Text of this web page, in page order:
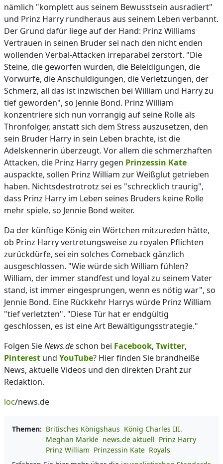
nämlich "komplett aus seinem Bewusstsein ausradiert"
und Prinz Harry rundheraus aus seinem Leben verbannt.
Der Grund dafür liege auf der Hand: Prinz Williams
Vertrauen in seinen Bruder sei nach den nicht enden
wollenden Verbal-Attacken irreparabel zerstört. "Die
Steine, die geworfen wurden, die Beleidigungen, die
Vorwürfe, die Anschuldigungen, die Verletzungen, der
Schmerz, all das ist inzwischen bei William und Harry zu
tief geworden", so Jennie Bond. Prinz William
konzentriere sich nun vorrangig auf seine Rolle als
Thronfolger, anstatt sich dem Stress auszusetzen, den
sein Bruder Harry in sein Leben brachte, ist die
Adelskennerin überzeugt. Vor allem die schmerzhaften
Attacken, die Prinz Harry gegen Prinzessin Kate
auspackte, sollen Prinz William zur Weißglut getrieben
haben. Nichtsdestrotrotz sei es "schrecklich traurig",
dass Prinz Harry im Leben seines Bruders keine Rolle
mehr spiele, so Jennie Bond weiter.
Da der künftige König ein Wörtchen mitzureden hätte,
ob Prinz Harry vertretungsweise zu royalen Pflichten
zurückdürfe, sei ein solches Comeback gänzlich
ausgeschlossen. "Wie würde sich William fühlen?
William, der immer standfest und loyal zu seinem Vater
stand, ist immer eingesprungen, wenn es nötig war", so
Jennie Bond. Eine Rückkehr Harrys würde Prinz William
"tief verletzten". "Diese Tür hat er endgültig
geschlossen, es ist eine Art Bewältigungsstrategie."
Folgen SieNews.deschon bei Facebook, Twitter,
Pinterest und YouTube? Hier finden Sie brandheiße
News, aktuelle Videos und den direkten Draht zur
Redaktion.
loc/news.de
Themen: Britisches Königshaus König Charles III.
Meghan Markle news.de aktuell Prinz Harry
Prinz William Prinzessin Kate Royals